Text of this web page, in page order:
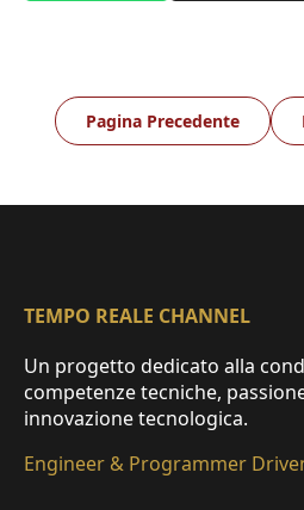
Pagina Precedente
TEMPO REALE CHANNEL
Un progetto dedicato alla
competenze tecniche,
innovazione tecnologica.
Engineer & Programmer